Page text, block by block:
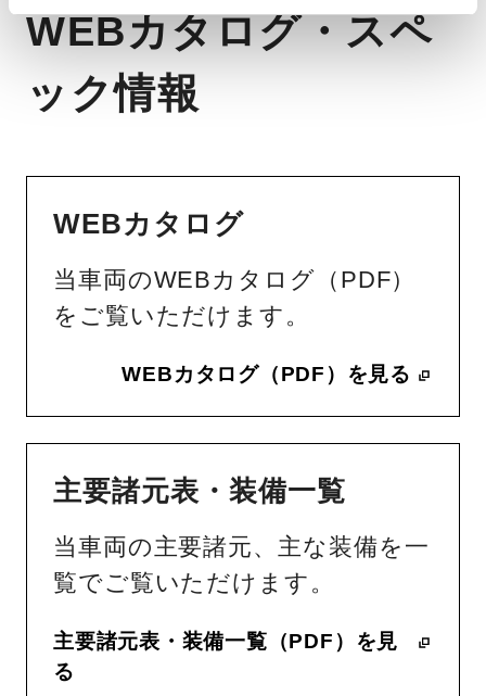
WEBカタログ・スペ
ック情報
WEBカタログ
当車両のWEBカタログ（PDF）
をご覧いただけます。
WEBカタログ（PDF）を見る
主要諸元表・装備一覧
当車両の主要諸元、主な装備を一
覧でご覧いただけます。
主要諸元表・装備一覧（PDF）を見
る